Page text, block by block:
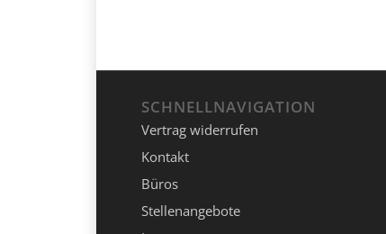
SCHNELLNAVIGATION
Vertrag widerrufen
Kontakt
Büros
Stellenangebote